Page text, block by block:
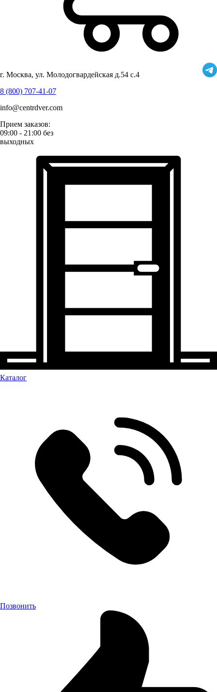
г. Москва, ул. Молодогвардейская д.54 с.4
8 (800) 707-41-07
info@centrdver.com
Прием заказов:
09:00 - 21:00 без
выходных
Каталог
Позвонить